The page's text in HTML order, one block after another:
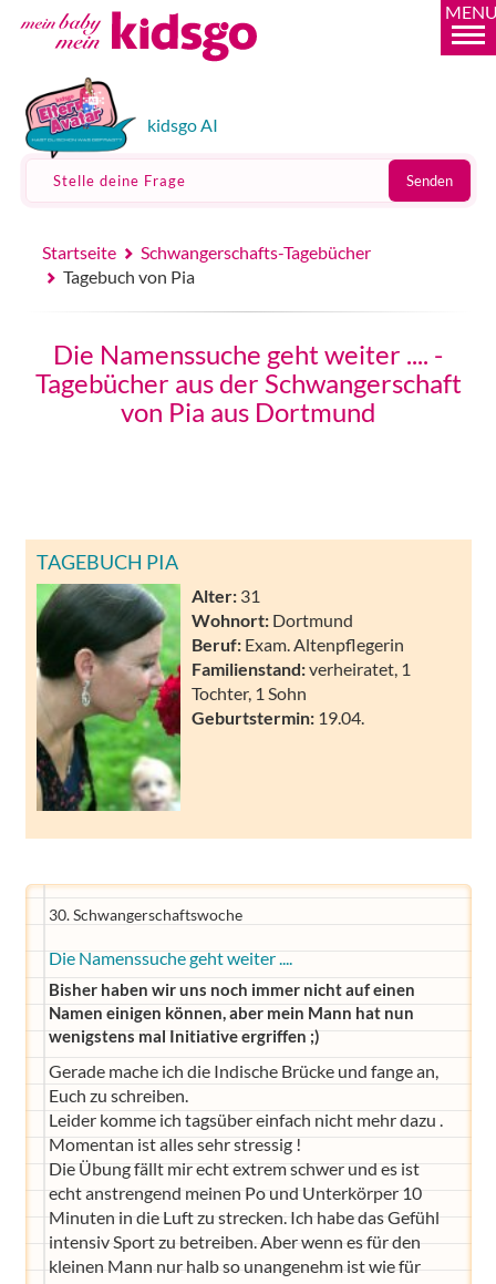
kidsgo AI
Stelle deine Frage Senden
Startseite
Schwangerschafts-Tagebücher
Tagebuch von Pia
Die Namenssuche geht weiter .... -
Tagebücher aus der Schwangerschaft
von Pia aus Dortmund
TAGEBUCH PIA
Alter: 31
Wohnort: Dortmund
Beruf: Exam. Altenpflegerin
Familienstand:verheiratet, 1
Tochter, 1 Sohn
Geburtstermin: 19.04.
30. Schwangerschaftswoche
Die Namenssuche geht weiter ....
Bisher haben wir uns noch immer nicht auf einen
Namen einigen können, aber mein Mann hat nun
wenigstens mal Initiative ergriffen ;)
Gerade mache ich die Indische Brücke und fange an,
Euch zu schreiben.
Leider komme ich tagsüber einfach nicht mehr dazu .
Momentan ist alles sehr stressig !
Die Übung fällt mir echt extrem schwer und es ist
echt anstrengend meinen Po und Unterkörper 10
Minuten in die Luft zu strecken. Ich habe das Gefühl
intensiv Sport zu betreiben. Aber wenn es für den
kleinen Mann nur halb so unangenehm ist wie für